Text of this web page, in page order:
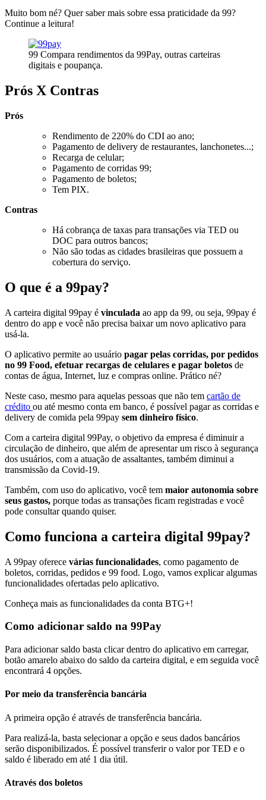
Muito bom né? Quer saber mais sobre essa praticidade da 99?
Continue a leitura!
99 Compara rendimentos da 99Pay, outras carteiras
digitais e poupança.
Prós X Contras
Prós
Rendimento de 220% do CDI ao ano;
Pagamento de delivery de restaurantes, lanchonetes...;
Recarga de celular;
Pagamento de corridas 99;
Pagamento de boletos;
Tem PIX.
Contras
Há cobrança de taxas para transações via TED ou
DOC para outros bancos;
Não são todas as cidades brasileiras que possuem a
cobertura do serviço.
O que é a 99pay?
A carteira digital 99pay é vinculada ao app da 99, ou seja, 99pay é
dentro do app e você não precisa baixar um novo aplicativo para
usá-la.
O aplicativo permite ao usuário pagar pelas corridas, por pedidos
no 99 Food, efetuar recargas de celulares e pagar boletos de
contas de água, Internet, luz e compras online. Prático né?
Neste caso, mesmo para aquelas pessoas que não tem cartão de
crédito ou até mesmo conta em banco, é possível pagar as corridas e
delivery de comida pela 99pay sem dinheiro físico.
Com a carteira digital 99Pay, o objetivo da empresa é diminuir a
circulação de dinheiro, que além de apresentar um risco à segurança
dos usuários, com a atuação de assaltantes, também diminui a
transmissão da Covid-19.
Também, com uso do aplicativo, você tem maior autonomia sobre
seus gastos, porque todas as transações ficam registradas e você
pode consultar quando quiser.
Como funciona a carteira digital 99pay?
A 99pay oferece várias funcionalidades, como pagamento de
boletos, corridas, pedidos e 99 food. Logo, vamos explicar algumas
funcionalidades ofertadas pelo aplicativo.
Conheça mais as funcionalidades da conta BTG+!
Como adicionar saldo na 99Pay
Para adicionar saldo basta clicar dentro do aplicativo em carregar,
botão amarelo abaixo do saldo da carteira digital, e em seguida você
encontrará 4 opções.
Por meio da transferência bancária
A primeira opção é através de transferência bancária.
Para realizá-la, basta selecionar a opção e seus dados bancários
serão disponibilizados. É possível transferir o valor por TED e o
saldo é liberado em até 1 dia útil.
Através dos boletos